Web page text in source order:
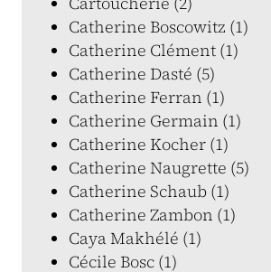
Catherine Boscowitz (1)
Catherine Clément (1)
Catherine Dasté (5)
Catherine Ferran (1)
Catherine Germain (1)
Catherine Kocher (1)
Catherine Naugrette (5)
Catherine Schaub (1)
Catherine Zambon (1)
Caya Makhélé (1)
Cécile Bosc (1)